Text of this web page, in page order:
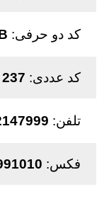
کد دو حرفی:
کد عددی: 237
تلفن:
فکس: